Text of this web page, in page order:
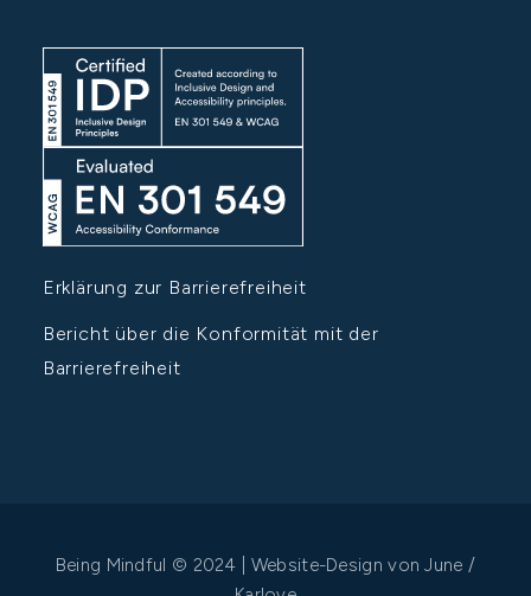
Erklärung zur Barrierefreiheit
Bericht über die Konformität mit der
Barrierefreiheit
Being Mindful © 2024 | Website-Design vonJune /